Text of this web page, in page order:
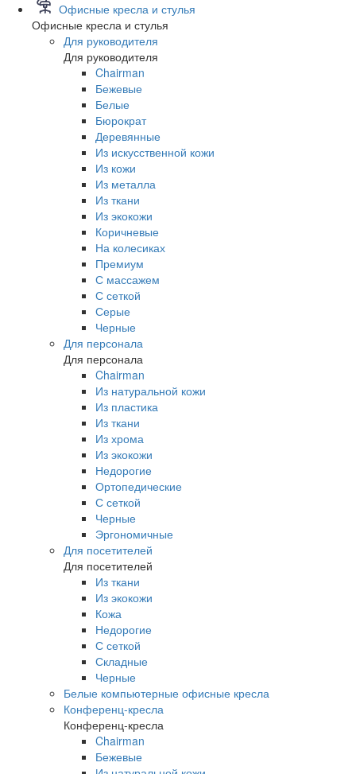
Офисные кресла и стулья
Офисные кресла и стулья
Для руководителя
Для руководителя
Chairman
Бежевые
Белые
Бюрократ
Деревянные
Из искусственной кожи
Из кожи
Из металла
Из ткани
Из экокожи
Коричневые
На колесиках
Премиум
С массажем
С сеткой
Серые
Черные
Для персонала
Для персонала
Chairman
Из натуральной кожи
Из пластика
Из ткани
Из хрома
Из экокожи
Недорогие
Ортопедические
С сеткой
Черные
Эргономичные
Для посетителей
Для посетителей
Из ткани
Из экокожи
Кожа
Недорогие
С сеткой
Складные
Черные
Белые компьютерные офисные кресла
Конференц-кресла
Конференц-кресла
Chairman
Бежевые